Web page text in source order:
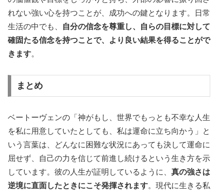
れない強い心を持つことが、成功への鍵となります。日常
生活の中でも、
自分の信念を尊重し、自らの目標に対して
確固たる信念を持つことで、より良い結果を得ることがで
きます。
まとめ
ベートーヴェンの「神がもし、世界でもっとも不幸な人生
を私に用意していたとしても、私は運命に立ち向かう」と
いう言葉は、どんなに困難な状況にあっても決して運命に
屈せず、自己の力を信じて前進し続けるという生き方を示
しています。彼の人生が証明しているように、 真の強さは
逆境に直面したときにこそ発揮されます。現代に生きる私